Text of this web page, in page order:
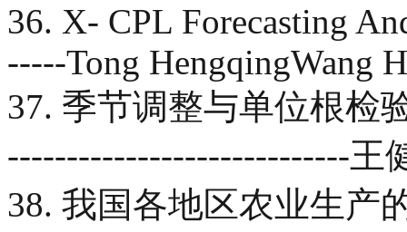
36. X- CPL Forecasting
-----Tong HengqingWang
37. 季节调整与单位根检
-----------------------------王
38. 我国各地区农业生产